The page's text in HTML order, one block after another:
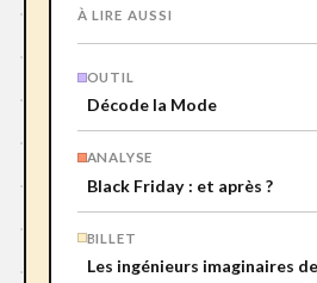
À LIRE AUSSI
OUTIL
Décode la Mode
ANALYSE
Black Friday : et après ?
BILLET
Les ingénieurs imaginaires